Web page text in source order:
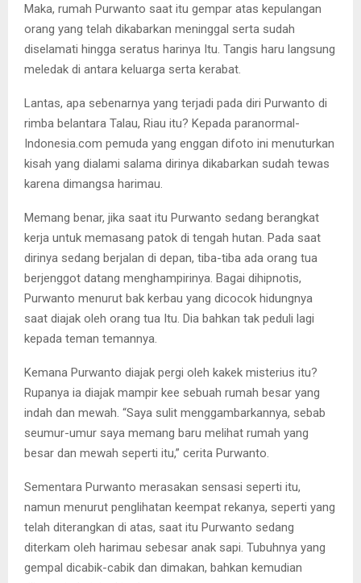
Maka, rumah Purwanto saat itu gempar atas kepulangan
orang yang telah dikabarkan meninggal serta sudah
diselamati hingga seratus harinya Itu. Tangis haru langsung
meledak di antara keluarga serta kerabat.
Lantas, apa sebenarnya yang terjadi pada diri Purwanto di
rimba belantara Talau, Riau itu? Kepada paranormal-
Indonesia.com pemuda yang enggan difoto ini menuturkan
kisah yang dialami salama dirinya dikabarkan sudah tewas
karena dimangsa harimau.
Memang benar, jika saat itu Purwanto sedang berangkat
kerja untuk memasang patok di tengah hutan. Pada saat
dirinya sedang berjalan di depan, tiba-tiba ada orang tua
berjenggot datang menghampirinya. Bagai dihipnotis,
Purwanto menurut bak kerbau yang dicocok hidungnya
saat diajak oleh orang tua Itu. Dia bahkan tak peduli lagi
kepada teman temannya.
Kemana Purwanto diajak pergi oleh kakek misterius itu?
Rupanya ia diajak mampir kee sebuah rumah besar yang
indah dan mewah. “Saya sulit menggambarkannya, sebab
seumur-umur saya memang baru melihat rumah yang
besar dan mewah seperti itu,” cerita Purwanto.
Sementara Purwanto merasakan sensasi seperti itu,
namun menurut penglihatan keempat rekanya, seperti yang
telah diterangkan di atas, saat itu Purwanto sedang
diterkam oleh harimau sebesar anak sapi. Tubuhnya yang
gempal dicabik-cabik dan dimakan, bahkan kemudian